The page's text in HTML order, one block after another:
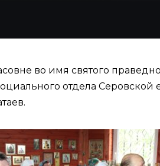
во имя святого
отдела Серовской